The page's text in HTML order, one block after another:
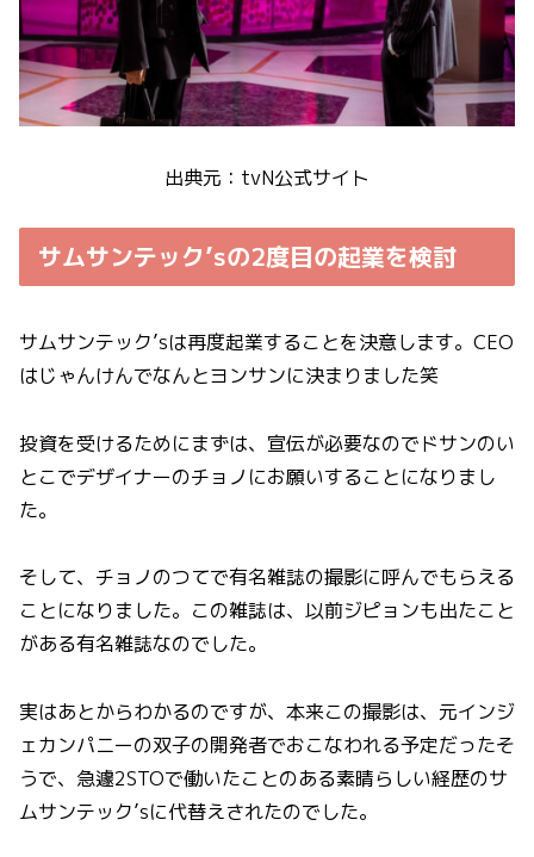
出典元：tvN公式サイト
サムサンテック’sの2度目の起業を検討
サムサンテック’sは再度起業することを決意します。CEO
はじゃんけんでなんとヨンサンに決まりました笑
投資を受けるためにまずは、宣伝が必要なのでドサンのい
とこでデザイナーのチョノにお願いすることになりまし
た。
そして、チョノのつてで有名雑誌の撮影に呼んでもらえる
ことになりました。この雑誌は、以前ジピョンも出たこと
がある有名雑誌なのでした。
実はあとからわかるのですが、本来この撮影は、元インジ
ェカンパニーの双子の開発者でおこなわれる予定だったそ
うで、急遽2STOで働いたことのある素晴らしい経歴のサ
ムサンテック’sに代替えされたのでした。